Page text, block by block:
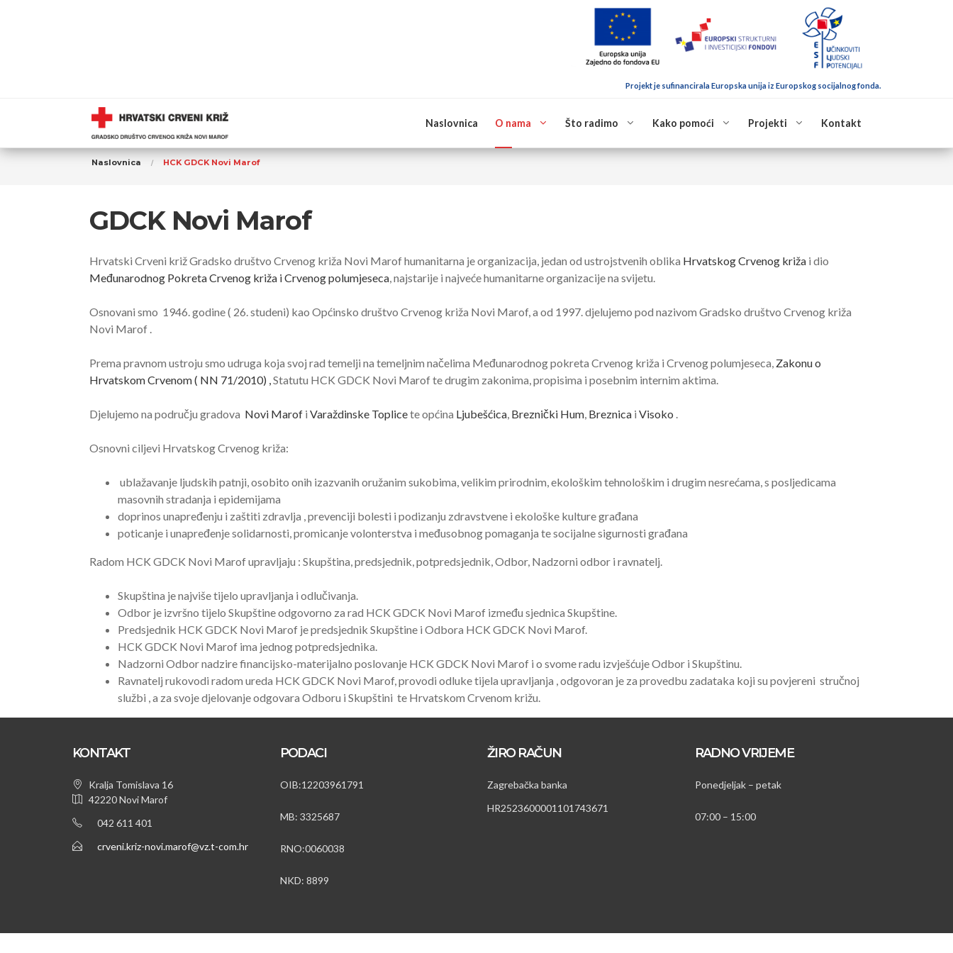
Projekt je sufinancirala Europska unija iz Europskog socijalnog fonda.
Naslovnica O nama Što radimo Kako pomoći Projekti Kontakt
Naslovnica HCK GDCK Novi Marof
GDCK Novi Marof
Hrvatski Crveni križ Gradsko društvo Crvenog križa Novi Marof humanitarna je organizacija, jedan od ustrojstvenih oblika Hrvatskog Crvenog križa i dio
Međunarodnog Pokreta Crvenog križa i Crvenog polumjeseca, najstarije i najveće humanitarne organizacije na svijetu.
Osnovani smo 1946. godine ( 26. studeni) kao Općinsko društvo Crvenog križa Novi Marof, a od 1997. djelujemo pod nazivom Gradsko društvo Crvenog križa
Novi Marof .
Prema pravnom ustroju smo udruga koja svoj rad temelji na temeljnim načelima Međunarodnog pokreta Crvenog križa i Crvenog polumjeseca, Zakonu o
Hrvatskom Crvenom ( NN 71/2010) ,Statutu HCK GDCK Novi Marof te drugim zakonima, propisima i posebnim internim aktima.
Djelujemo na području gradova Novi Marof i Varaždinske Topliceteopćina Ljubešćica, Breznički Hum, Breznica i Visoko .
Osnovni ciljevi Hrvatskog Crvenog križa:
ublažavanje ljudskih patnji, osobito onih izazvanih oružanim sukobima, velikim prirodnim, ekološkim tehnološkim i drugim nesrećama, s posljedicama
masovnih stradanja i epidemijama
doprinos unapređenju i zaštiti zdravlja , prevenciji bolesti i podizanju zdravstvene i ekološke kulture građana
poticanje i unapređenje solidarnosti, promicanje volonterstva i međusobnog pomaganja te socijalne sigurnosti građana
Radom HCK GDCK Novi Marof upravljaju : Skupština, predsjednik, potpredsjednik, Odbor, Nadzorni odbor i ravnatelj.
Skupština je najviše tijelo upravljanja i odlučivanja.
Odbor je izvršno tijelo Skupštine odgovorno za rad HCK GDCK Novi Marof između sjednica Skupštine.
Predsjednik HCK GDCK Novi Marof je predsjednik Skupštine i Odbora HCK GDCK Novi Marof.
HCK GDCK Novi Marof ima jednog potpredsjednika.
Nadzorni Odbor nadzire financijsko-materijalno poslovanje HCK GDCK Novi Marof i o svome radu izvješćuje Odbor i Skupštinu.
Ravnatelj rukovodi radom ureda HCK GDCK Novi Marof, provodi odluke tijela upravljanja , odgovoran je za provedbu zadataka koji su povjereni stručnoj
službi , a za svoje djelovanje odgovara Odboru i Skupštini te Hrvatskom Crvenom križu.
KONTAKT
Kralja Tomislava 16
42220 Novi Marof
042 611 401
crveni.kriz-novi.marof@vz.t-com.hr
PODACI
OIB:12203961791
MB: 3325687
RNO:0060038
NKD: 8899
ŽIRO RAČUN
Zagrebačka banka
HR2523600001101743671
RADNO VRIJEME
Ponedjeljak – petak
07:00 – 15:00